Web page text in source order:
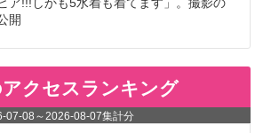
開
クセスランキング
07-08 ～2026-08-07集計分